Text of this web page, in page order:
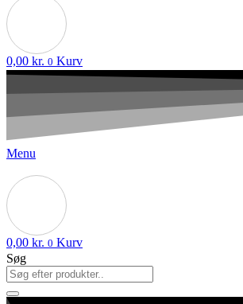
0,00 kr. 0 Kurv
Menu
0,00 kr. 0 Kurv
Søg